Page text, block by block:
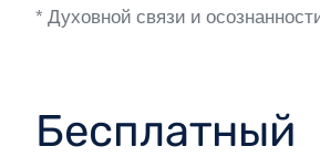
* Духовной связи и
Бесплатный